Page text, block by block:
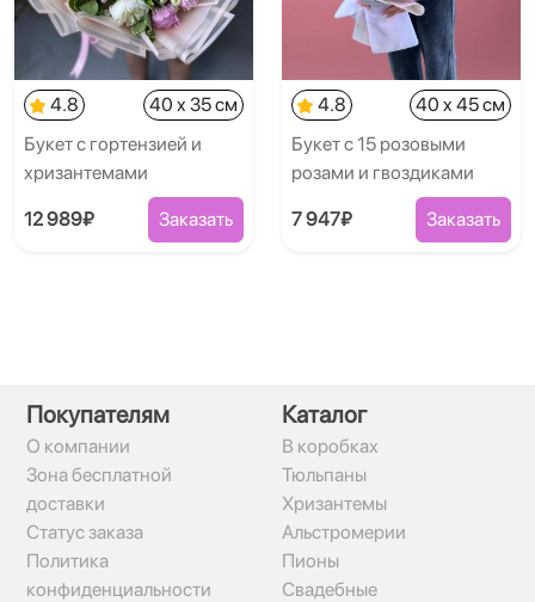
4.8
40 x 35 см
Букет с гортензией и
хризантемами
12 989₽ Заказать
4.8
40 x 45 см
Букет с 15 розовыми
розами и гвоздиками
7 947₽ Заказать
Покупателям
О компании
Зона бесплатной
доставки
Статус заказа
Политика
конфиденциальности
Каталог
В коробках
Тюльпаны
Хризантемы
Альстромерии
Пионы
Свадебные